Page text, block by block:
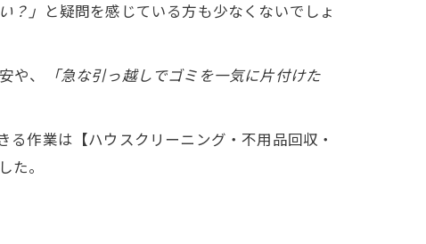
？」 と疑問を感じている方も少なくないでしょ
や、
「急な引っ越しでゴミを一気に片付けた
る作業は【ハウスクリーニング・不用品回収・
。